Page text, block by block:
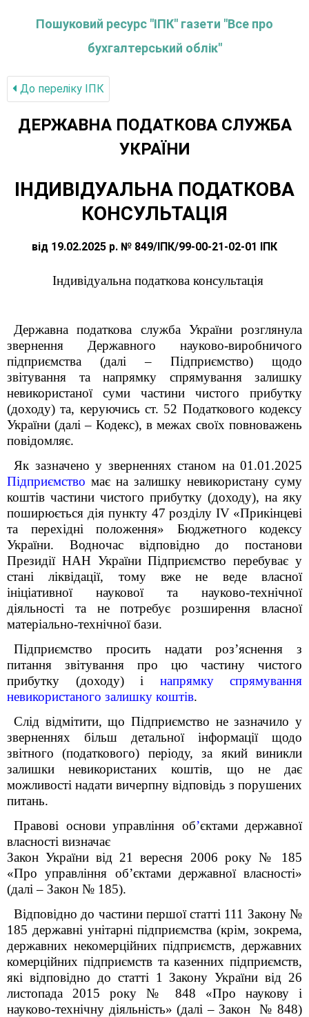
Пошуковий ресурс "ІПК" газети "Все про
бухгалтерський облік"
До переліку IПК
ДЕРЖАВНА ПОДАТКОВА СЛУЖБА
УКРАЇНИ
ІНДИВІДУАЛЬНА ПОДАТКОВА
КОНСУЛЬТАЦІЯ
від 19.02.2025 р. № 849/ІПК/99-00-21-02-01 ІПК
Індивідуальна податкова консультація
Державна податкова служба України розглянула
звернення Державного науково-виробничого
підприємства (далі – Підприємство) щодо
звітування та напрямку спрямування залишку
невикористаної суми частини чистого прибутку
(доходу) та, керуючись ст. 52 Податкового кодексу
України (далі – Кодекс), в межах своїх повноважень
повідомляє.
Як зазначено у зверненнях станом на 01.01.2025
Підприємство має на залишку невикористану суму
коштів частини чистого прибутку (доходу), на яку
поширюється дія пункту 47 розділуIV «Прикінцеві
та перехідні положення» Бюджетного кодексу
України. Водночас відповідно до постанови
Президії НАН України Підприємство перебуває у
стані ліквідації, тому вже не веде власної
ініціативної наукової та науково-технічної
діяльності та не потребує розширення власної
матеріально-технічної бази.
Підприємство просить надати роз’яснення з
питання звітування про цю частину чистого
прибутку (доходу) і напрямку спрямування
невикористаного залишку коштів.
Слід відмітити, що Підприємство не зазначило у
зверненнях більш детальної інформації щодо
звітного (податкового) періоду, за який виникли
залишки невикористаних коштів, що не дає
можливості надати вичерпну відповідь з порушених
питань.
Правові основи управління об’єктами державної
власності визначає
Закон України від 21 вересня 2006 року № 185
«Про управління об’єктами державної власності»
(далі – Закон № 185).
Відповідно до частини першої статті 111 Закону №
185 державні унітарні підприємства (крім, зокрема,
державних некомерційних підприємств, державних
комерційних підприємств та казенних підприємств,
які відповідно до статті 1 Закону України від 26
листопада 2015 року № 848 «Про наукову і
науково-технічну діяльність» (далі – Закон № 848)